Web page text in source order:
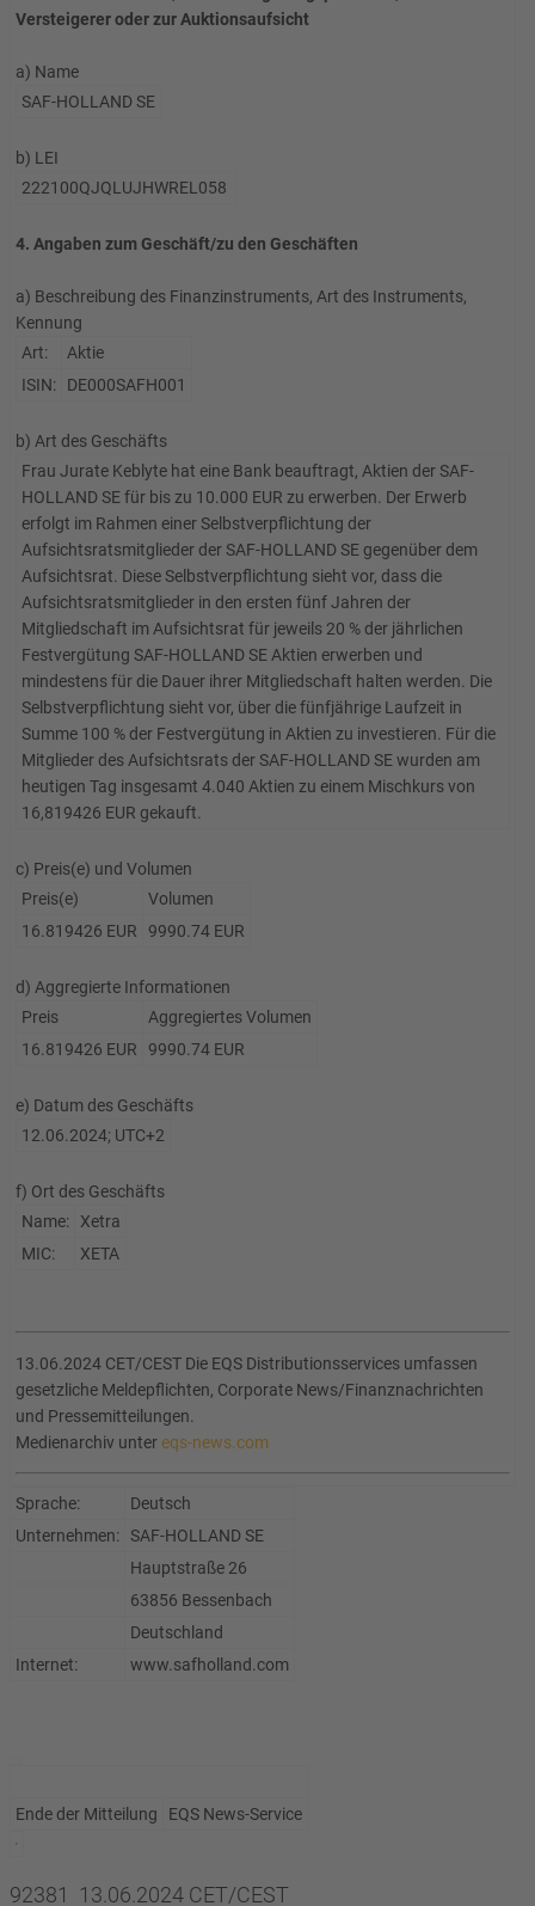
Versteigerer oder zur Auktionsaufsicht
a) Name
SAF-HOLLAND SE
b) LEI
222100QJQLUJHWREL058
4. Angaben zum Geschäft/zu den Geschäften
a) Beschreibung des Finanzinstruments, Art des Instruments,
Kennung
Art:
Aktie
ISIN:
DE000SAFH001
b) Art des Geschäfts
Frau Jurate Keblyte hat eine Bank beauftragt, Aktien der SAF-
HOLLAND SE für bis zu 10.000 EUR zu erwerben. Der Erwerb
erfolgt im Rahmen einer Selbstverpflichtung der
Aufsichtsratsmitglieder der SAF-HOLLAND SE gegenüber dem
Aufsichtsrat. Diese Selbstverpflichtung sieht vor, dass die
Aufsichtsratsmitglieder in den ersten fünf Jahren der
Mitgliedschaft im Aufsichtsrat für jeweils 20 % der jährlichen
Festvergütung SAF-HOLLAND SE Aktien erwerben und
mindestens für die Dauer ihrer Mitgliedschaft halten werden. Die
Selbstverpflichtung sieht vor, über die fünfjährige Laufzeit in
Summe 100 % der Festvergütung in Aktien zu investieren. Für die
Mitglieder des Aufsichtsrats der SAF-HOLLAND SE wurden am
heutigen Tag insgesamt 4.040 Aktien zu einem Mischkurs von
16,819426 EUR gekauft.
c) Preis(e) und Volumen
Preis(e)
Volumen
16.819426 EUR
9990.74 EUR
d) Aggregierte Informationen
Preis
Aggregiertes Volumen
16.819426 EUR
9990.74 EUR
e) Datum des Geschäfts
12.06.2024; UTC+2
f) Ort des Geschäfts
Name:
Xetra
MIC:
XETA
13.06.2024 CET/CEST Die EQS Distributionsservices umfassen
gesetzliche Meldepflichten, Corporate News/Finanznachrichten
und Pressemitteilungen.
Medienarchiv untereqs-news.com
Sprache:
Deutsch
Unternehmen:
SAF-HOLLAND SE
Hauptstraße 26
63856 Bessenbach
Deutschland
Internet:
www.safholland.com
Ende der Mitteilung EQS News-Service
92381 13.06.2024 CET/CEST